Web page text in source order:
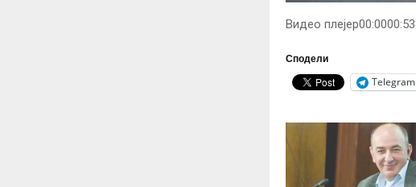
Видео плејер00:0000:53
Сподели
Telegram